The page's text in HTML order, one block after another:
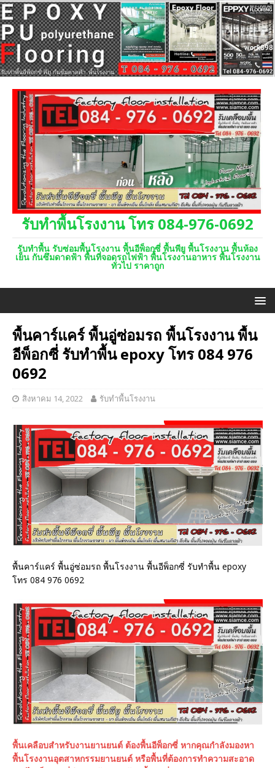
รับทำพื้นโรงงาน โทร 084-976-0692
รับทำพื้น รับซ่อมพื้นโรงงาน พื้นอีพ็อกซี่ พื้นพียู พื้นโรงงาน พื้นห้อง
เย็น กันซึมดาดฟ้า พื้นที่จอดรถไฟฟ้า พื้นโรงงานอาหาร พื้นโรงงาน
ทั่วไป ราคาถูก
พื้นคาร์แคร์ พื้นอู่ซ่อมรถ พื้นโรงงาน พื้น
อีพ็อกซี่ รับทำพื้น epoxy โทร 084 976
0692
สิงหาคม 14, 2022 รับทำพื้นโรงงาน
พื้นคาร์แคร์ พื้นอู่ซ่อมรถ พื้นโรงงาน พื้นอีพ็อกซี่ รับทำพื้น epoxy
โทร 084 976 0692
พื้นเคลือบสำหรับงานยานยนต์ ต้องพื้นอีพ็อกซี่ หากคุณกำลังมองหา
พื้นโรงงานอุตสาหกรรมยานยนต์ หรือพื้นที่ต้องการทำความสะอาด